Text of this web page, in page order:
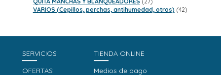
productos
VARIOS (Cepillos, perchas, antihumedad, otros) 4242
SERVICIOS
OFERTAS
TIENDA ONLINE
Medios de pago